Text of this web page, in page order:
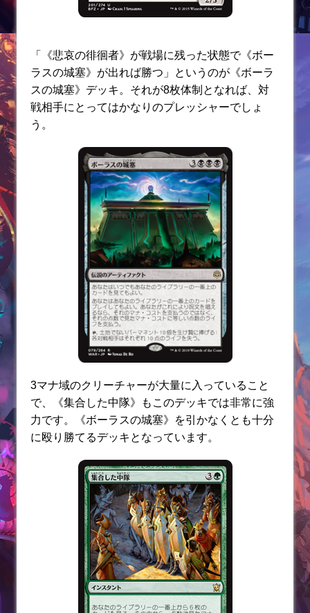
「《悲哀の徘徊者》が戦場に残った状態で《ボー
ラスの城塞》が出れば勝つ」というのが《ボーラ
スの城塞》デッキ。それが8枚体制となれば、対
戦相手にとってはかなりのプレッシャーでしょ
う。
3マナ域のクリーチャーが大量に入っていること
で、《集合した中隊》もこのデッキでは非常に強
力です。《ボーラスの城塞》を引かなくとも十分
に殴り勝てるデッキとなっています。